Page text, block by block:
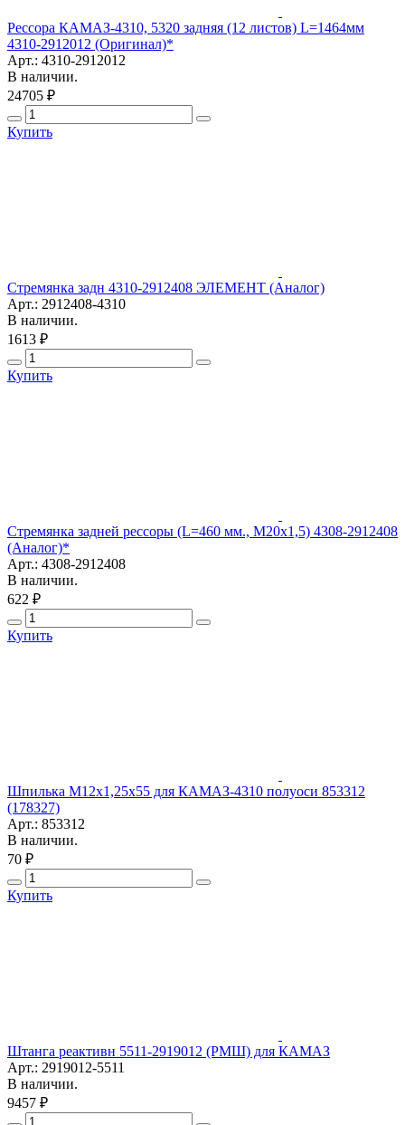
Рессора КАМАЗ-4310, 5320 задняя (12 листов) L=1464мм
4310-2912012 (Оригинал)*
Арт.: 4310-2912012
В наличии.
24705 ₽
Купить
Стремянка задн 4310-2912408 ЭЛЕМЕНТ (Аналог)
Арт.: 2912408-4310
В наличии.
1613 ₽
Купить
Стремянка задней рессоры (L=460 мм., M20х1,5) 4308-2912408
(Аналог)*
Арт.: 4308-2912408
В наличии.
622 ₽
Купить
Шпилька М12х1,25х55 для КАМАЗ-4310 полуоси 853312
(178327)
Арт.: 853312
В наличии.
70 ₽
Купить
Штанга реактивн 5511-2919012 (РМШ) для КАМАЗ
Арт.: 2919012-5511
В наличии.
9457 ₽